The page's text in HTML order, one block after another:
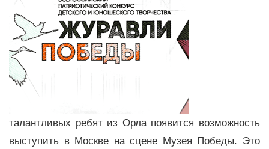
талантливых ребят из Орла появится возможность
выступить в Москве на сцене Музея Победы. Это